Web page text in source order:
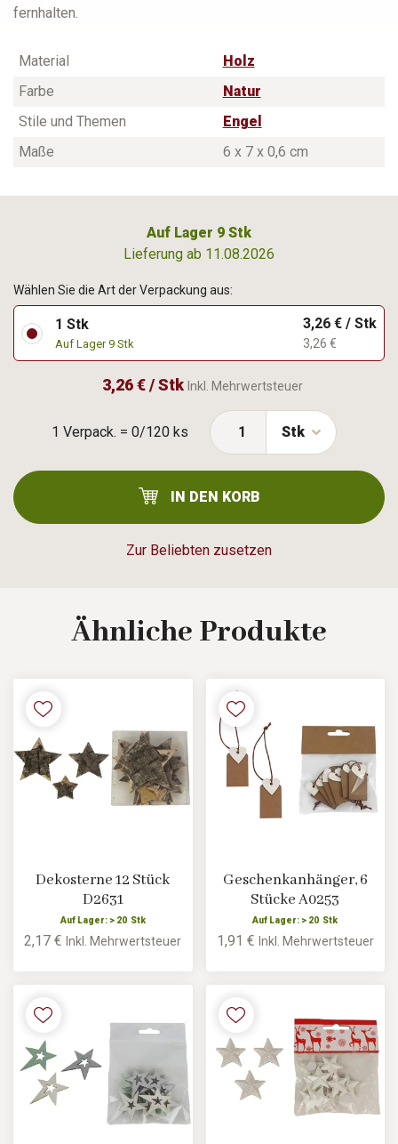
fernhalten.
Material
Holz
Farbe
Natur
Stile und Themen
Engel
Maße
6 x 7 x 0,6 cm
Auf Lager 9 Stk
Lieferung ab 11.08.2026
1 Verpack. = 0/120 ks
Zur Beliebten zusetzen
Wählen Sie die Art der Verpackung aus:
1 Stk
Auf Lager 9 Stk
3,26 € / Stk
3,26 €
3,26 € / Stk Inkl. Mehrwertsteuer
Stk
IN DEN KORB
Ähnliche Produkte
Dekosterne 12 Stück
D2631
Auf Lager: > 20 Stk
2,17 €Inkl. Mehrwertsteuer
Geschenkanhänger, 6
Stücke A0253
Auf Lager: > 20 Stk
1,91 € Inkl. Mehrwertsteuer